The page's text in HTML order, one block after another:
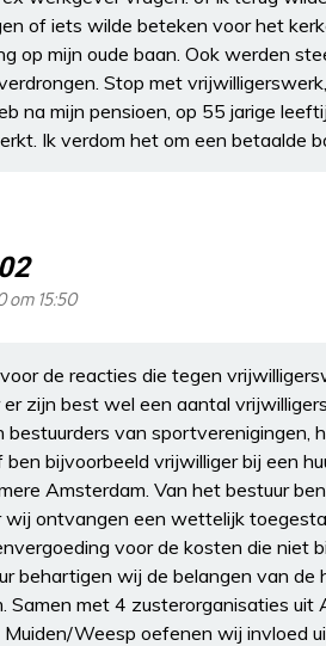
of iets wilde beteken voor het
op mijn oude baan. Ook werden
Stop met
na mijn pensioen, op 55 jarige
Ik verdom het om een betaalde
om 15:50
de reacties die tegen
zijn best wel een aantal
bestuurders van sportverenigingen,
bijvoorbeeld vrijwilliger bij een
Amsterdam. Van het bestuur
wij ontvangen een wettelijk
voor de kosten die niet
behartigen wij de belangen van de
Samen met 4 zusterorganisaties uit
Muiden/Weesp oefenen wij invloed